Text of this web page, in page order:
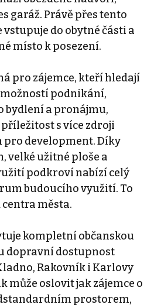
garáž. Právě přes tento
do obytné části a
místo k posezení.
pro zájemce, kteří hledají
podnikání,
bydlení a pronájmu,
s více zdroji
development. Díky
velké užitné ploše a
podkroví nabízí celý
budoucího využití. To
města.
kompletní občanskou
dopravní dostupnost
Rakovník i Karlovy
může oslovit jak zájemce o
prostorem,